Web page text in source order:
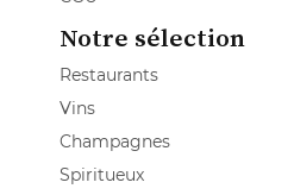
Notre sélection
Restaurants
Vins
Champagnes
Spiritueux